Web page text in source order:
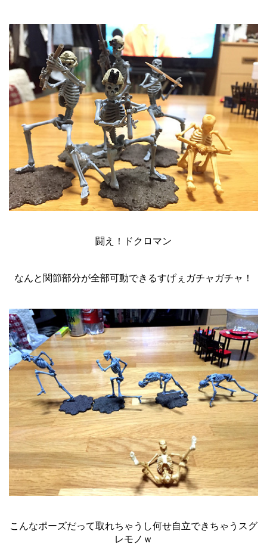
闘え！ドクロマン
なんと関節部分が全部可動できるすげぇガチャガチャ！
こんなポーズだって取れちゃうし何せ自立できちゃうスグ
レモノｗ